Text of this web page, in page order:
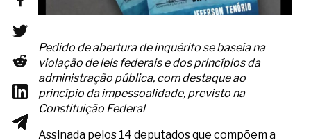
Pedido de abertura de inquérito se baseia na
violação de leis federais e dos princípios da
administração pública, com destaque ao
princípio da impessoalidade, previsto na
Constituição Federal
Assinada pelos 14 deputados que compõem a